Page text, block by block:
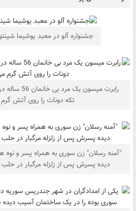
جشنواره آلو در معبد یوشیما
رابرت میسون
تکه دونات را روی آتش
"آمنه رسلان" زن سوری به همراه پسر و
دیده پسرش پس از زلزله مرگبار در